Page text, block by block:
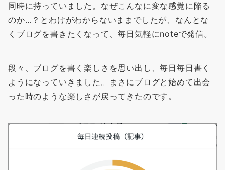
同時に持っていました。なぜこんなに変な感覚に陥る
のか…？とわけがわからないままでしたが、なんとな
くブログを書きたくなって、毎日気軽にnoteで発信。
段々、ブログを書く楽しさを思い出し、毎日毎日書く
ようになっていきました。まさにブログと始めて出会
った時のような楽しさが戻ってきたのです。